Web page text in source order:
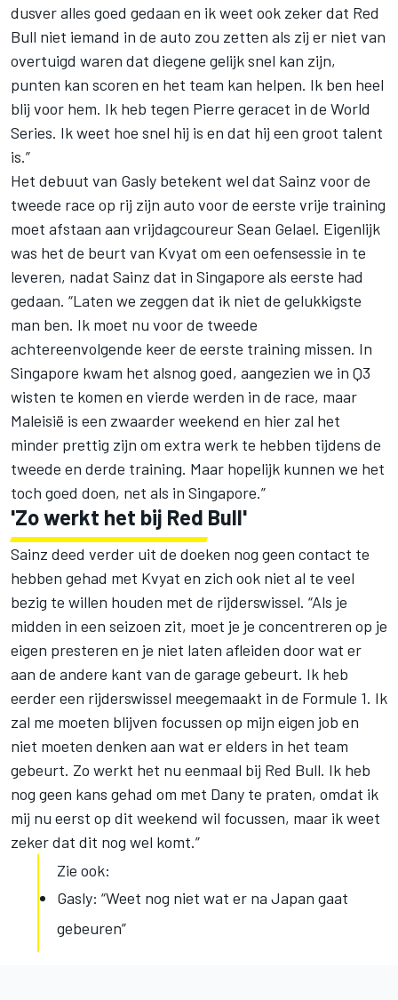
dusver alles goed gedaan en ik weet ook zeker dat Red
Bull niet iemand in de auto zou zetten als zij er niet van
overtuigd waren dat diegene gelijk snel kan zijn,
punten kan scoren en het team kan helpen. Ik ben heel
blij voor hem. Ik heb tegen Pierre geracet in de World
Series. Ik weet hoe snel hij is en dat hij een groot talent
is.”
Het debuut van Gasly betekent wel dat Sainz voor de
tweede race op rij zijn auto voor de eerste vrije training
moet afstaan aan vrijdagcoureur Sean Gelael. Eigenlijk
was het de beurt van Kvyat om een oefensessie in te
leveren, nadat Sainz dat in Singapore als eerste had
gedaan. “Laten we zeggen dat ik niet de gelukkigste
man ben. Ik moet nu voor de tweede
achtereenvolgende keer de eerste training missen. In
Singapore kwam het alsnog goed, aangezien we in Q3
wisten te komen en vierde werden in de race, maar
Maleisië is een zwaarder weekend en hier zal het
minder prettig zijn om extra werk te hebben tijdens de
tweede en derde training. Maar hopelijk kunnen we het
toch goed doen, net als in Singapore.”
'Zo werkt het bij Red Bull'
Sainz deed verder uit de doeken nog geen contact te
hebben gehad met Kvyat en zich ook niet al te veel
bezig te willen houden met de rijderswissel. “Als je
midden in een seizoen zit, moet je je concentreren op je
eigen presteren en je niet laten afleiden door wat er
aan de andere kant van de garage gebeurt. Ik heb
eerder een rijderswissel meegemaakt in de Formule 1. Ik
zal me moeten blijven focussen op mijn eigen job en
niet moeten denken aan wat er elders in het team
gebeurt. Zo werkt het nu eenmaal bij Red Bull. Ik heb
nog geen kans gehad om met Dany te praten, omdat ik
mij nu eerst op dit weekend wil focussen, maar ik weet
zeker dat dit nog wel komt.”
Zie ook:
Gasly: “Weet nog niet wat er na Japan gaat
gebeuren”